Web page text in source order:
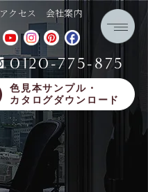
アクセス 会社案内
0120-775-875
色見本サンプル・
カタログダウンロード